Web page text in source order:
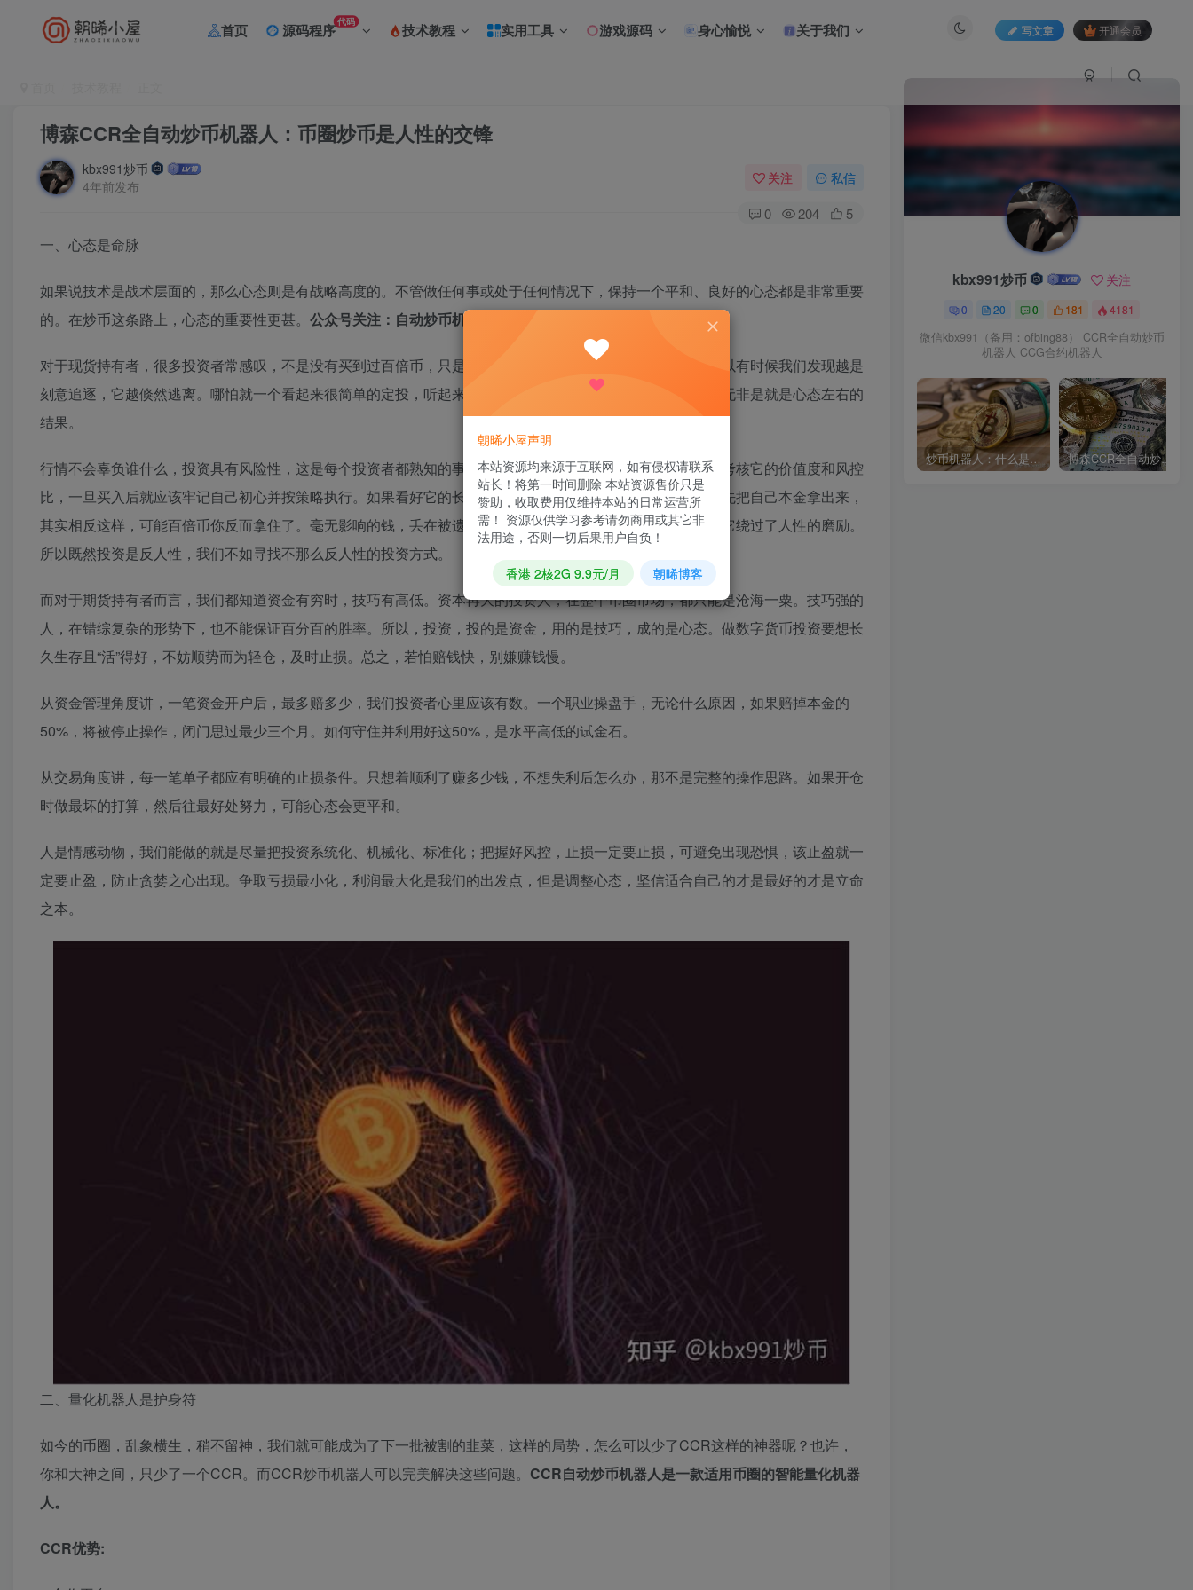
首页 源码程序代码 技术教程 实用工具 游戏源码 身心愉悦 关于我们 写文章 开通会员
博森CCR全自动炒币机器人：币圈炒币是人性的交锋
kbx991炒币
4年前发布
关注 私信
0 204 5
一、心态是命脉
如果说技术是战术层面的，那么心态则是有战略高度的。不管做任何事或处于任何情况下，保持一个平和、良好的心态都是非常重要
的。在炒币这条路上，心态的重要性更甚。 公众号关注：自动炒币机器人CCR详解
对于现货持有者，很多投资者常感叹，不是没有买到过百倍币，只是实在拿不住。因为贪婪，太渴望盈利，所以有时候我们发现越是
刻意追逐，它越倏然逃离。哪怕就一个看起来很简单的定投，听起来很简单的屯币，做起来，都那么难，而这无非是就是心态左右的
结果。
行情不会辜负谁什么，投资具有风险性，这是每个投资者都熟知的事实。所以在我们买入一个币之前，首先要考核它的价值度和风控
比，一旦买入后就应该牢记自己初心并按策略执行。如果看好它的长期投资性性，很多前辈建议在价格翻倍时先把自己本金拿出来，
其实相反这样，可能百倍币你反而拿住了。毫无影响的钱，丢在被遗忘的角落，恰巧经得起时间的考验，因为它绕过了人性的磨励。
所以既然投资是反人性，我们不如寻找不那么反人性的投资方式。
而对于期货持有者而言，我们都知道资金有穷时，技巧有高低。资本再大的投资人，在整个币圈市场，都只能是沧海一粟。技巧强的
人，在错综复杂的形势下，也不能保证百分百的胜率。所以，投资，投的是资金，用的是技巧，成的是心态。做数字货币投资要想长
久生存且“活”得好，不妨顺势而为轻仓，及时止损。总之，若怕赔钱快，别嫌赚钱慢。
从资金管理角度讲，一笔资金开户后，最多赔多少，我们投资者心里应该有数。一个职业操盘手，无论什么原因，如果赔掉本金的
50%，将被停止操作，闭门思过最少三个月。如何守住并利用好这50%，是水平高低的试金石。
从交易角度讲，每一笔单子都应有明确的止损条件。只想着顺利了赚多少钱，不想失利后怎么办，那不是完整的操作思路。如果开仓
时做最坏的打算，然后往最好处努力，可能心态会更平和。
人是情感动物，我们能做的就是尽量把投资系统化、机械化、标准化；把握好风控，止损一定要止损，可避免出现恐惧，该止盈就一
定要止盈，防止贪婪之心出现。争取亏损最小化，利润最大化是我们的出发点，但是调整心态，坚信适合自己的才是最好的才是立命
之本。
二、量化机器人是护身符
如今的币圈，乱象横生，稍不留神，我们就可能成为了下一批被割的韭菜，这样的局势，怎么可以少了CCR这样的神器呢？也许，
你和大神之间，只少了一个CCR。而CCR炒币机器人可以完美解决这些问题。 CCR自动炒币机器人是一款适用币圈的智能量化机器
人。
CCR优势:
kbx991炒币 关注
0 20 0 181 4181
微信kbx991（备用：ofbing88） CCR全自动炒币
机器人 CCG合约机器人
炒币机器人：什么是数字货币、数字资产交易、数字金融 博森CCR全自动炒币机器人：聊聊数字货币
朝晞小屋声明
本站资源均来源于互联网，如有侵权请联系
站长！将第一时间删除 本站资源售价只是
赞助，收取费用仅维持本站的日常运营所
需！ 资源仅供学习参考请勿商用或其它非
法用途，否则一切后果用户自负！
香港 2核2G 9.9元/月 朝晞博客